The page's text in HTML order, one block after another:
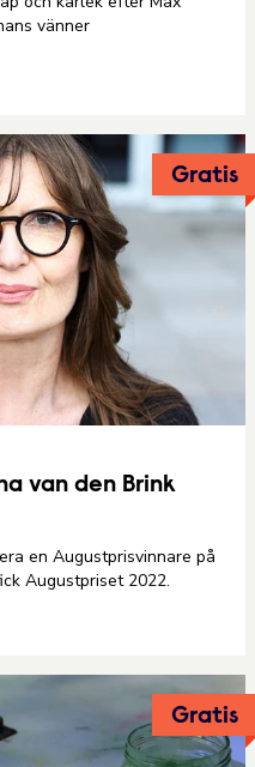
vänner
Gratis
van den Brink
en Augustprisvinnare på
Augustpriset 2022.
Gratis